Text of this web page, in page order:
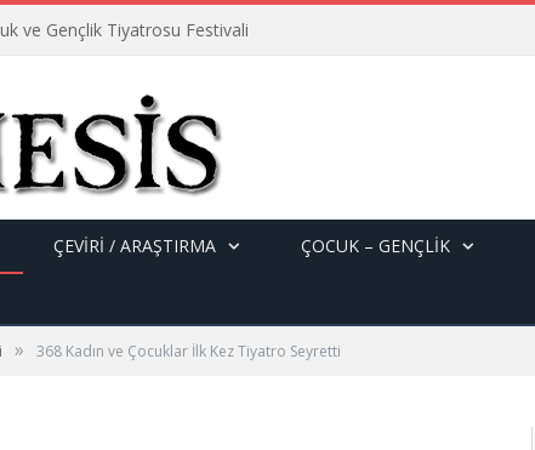
ve Gençlik Tiyatrosu Festivali
ÇEVİRİ / ARAŞTIRMA ÇOCUK – GENÇLIK
» 368 Kadın ve Çocuklar İlk Kez Tiyatro Seyretti